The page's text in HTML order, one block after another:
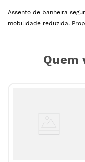
Assento de banheira
mobilidade reduzida.
Quem